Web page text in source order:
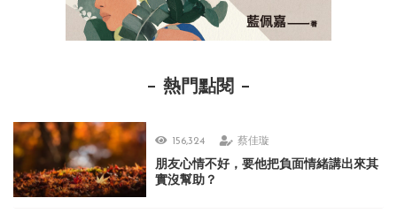
熱門點閱
156,324 蔡佳璇
朋友心情不好，要他把負面情緒講出來其
實沒幫助？